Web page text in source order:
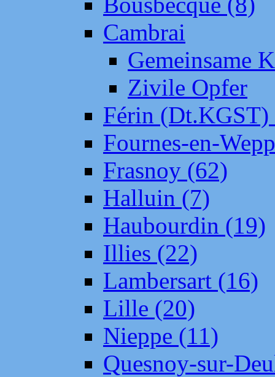
Cambrai
Gemeinsame
Zivile Opfer
Férin (Dt.KGST)
Fournes-en-
Frasnoy (62)
Halluin (7)
Haubourdin (19)
Illies (22)
Lambersart (16)
Lille (20)
Nieppe (11)
Quesnoy-sur-